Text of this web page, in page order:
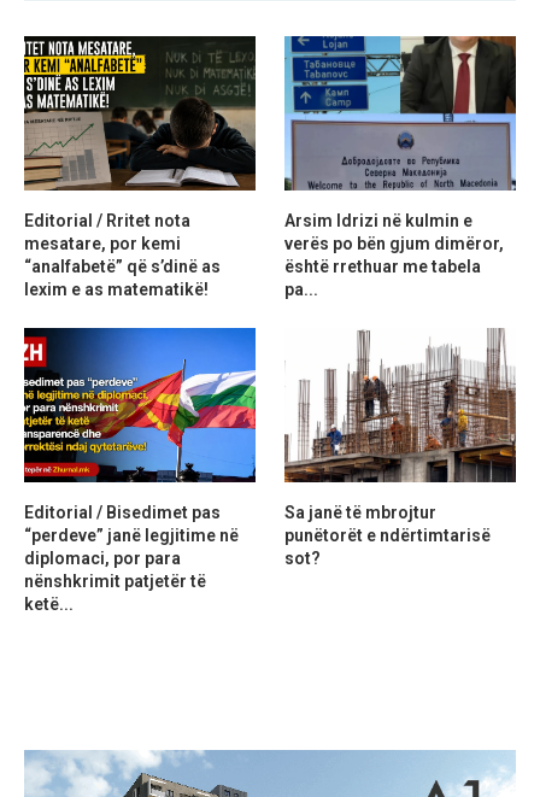
Editorial / Rritet nota
mesatare, por kemi
“analfabetë” që s’dinë as
lexim e as matematikë!
Arsim Idrizi në kulmin e
verës po bën gjum dimëror,
është rrethuar me tabela
pa...
Editorial / Bisedimet pas
“perdeve” janë legjitime në
diplomaci, por para
nënshkrimit patjetër të
ketë...
Sa janë të mbrojtur
punëtorët e ndërtimtarisë
sot?